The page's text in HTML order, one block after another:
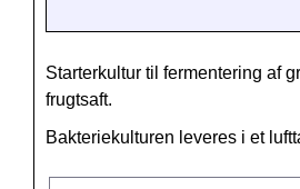
Starterkultur til fermentering af
frugtsaft.
Bakteriekulturen leveres i et